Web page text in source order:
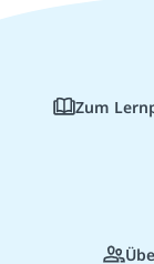
Zum